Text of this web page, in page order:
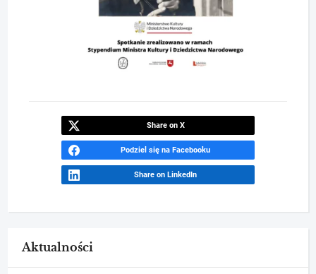
Share on X
Podziel się na Facebooku
Share on LinkedIn
Aktualności